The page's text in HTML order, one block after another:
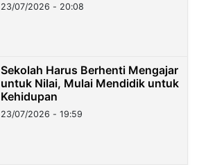
23/07/2026 - 20:08
Sekolah Harus Berhenti Mengajar
untuk Nilai, Mulai Mendidik untuk
Kehidupan
23/07/2026 - 19:59